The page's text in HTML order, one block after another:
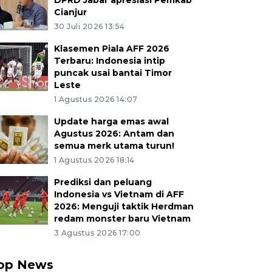
Cianjur
30 Juli 2026 13:54
Klasemen Piala AFF 2026
Terbaru: Indonesia intip
puncak usai bantai Timor
Leste
1 Agustus 2026 14:07
Update harga emas awal
Agustus 2026: Antam dan
semua merk utama turun!
1 Agustus 2026 18:14
Prediksi dan peluang
Indonesia vs Vietnam di AFF
2026: Menguji taktik Herdman
redam monster baru Vietnam
3 Agustus 2026 17:00
News